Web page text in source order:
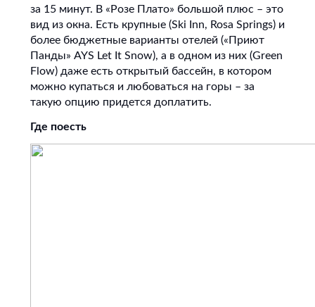
за 15 минут. В «Розе Плато» большой плюс – это
вид из окна. Есть крупные (Ski Inn, Rosa Springs) и
более бюджетные варианты отелей («Приют
Панды» AYS Let It Snow), а в одном из них (Green
Flow) даже есть открытый бассейн, в котором
можно купаться и любоваться на горы – за
такую опцию придется доплатить.
Где поесть